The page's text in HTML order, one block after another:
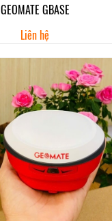
GEOMATE GBASE
Liên hệ